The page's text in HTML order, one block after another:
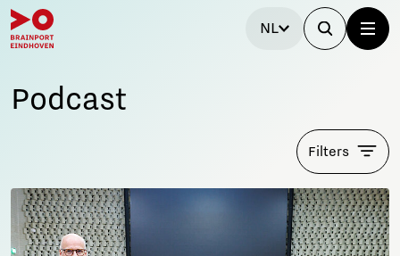
NL
Podcast
Filters